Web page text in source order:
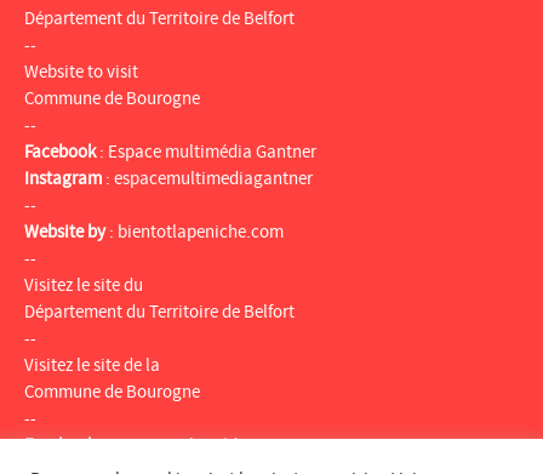
Département du Territoire de Belfort
--
Website to visit
Commune de Bourogne
--
Facebook: Espace multimédia Gantner
Instagram : espacemultimediagantner
--
Website by: bientotlapeniche.com
--
Visitez le site du
Département du Territoire de Belfort
--
Visitez le site de la
Commune de Bourogne
--
Facebook:Espace multimédia Gantner